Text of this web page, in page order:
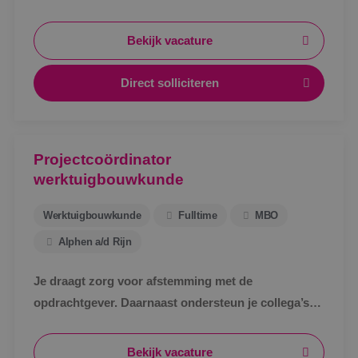
Bekijk vacature
Direct solliciteren
Projectcoördinator
werktuigbouwkunde
Werktuigbouwkunde Fulltime MBO
Alphen a/d Rijn
Je draagt zorg voor afstemming met de
opdrachtgever. Daarnaast ondersteun je collega’s
technische ontwerp en de werkvoorbereiding voor
Bekijk vacature